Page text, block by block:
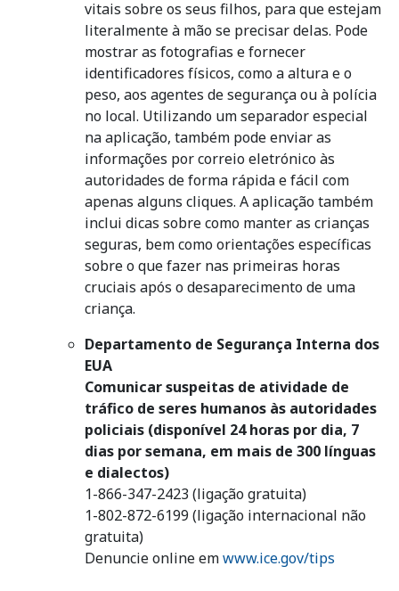
vitais sobre os seus filhos, para que estejam
literalmente à mão se precisar delas. Pode
mostrar as fotografias e fornecer
identificadores físicos, como a altura e o
peso, aos agentes de segurança ou à polícia
no local. Utilizando um separador especial
na aplicação, também pode enviar as
informações por correio eletrónico às
autoridades de forma rápida e fácil com
apenas alguns cliques. A aplicação também
inclui dicas sobre como manter as crianças
seguras, bem como orientações específicas
sobre o que fazer nas primeiras horas
cruciais após o desaparecimento de uma
criança.
Departamento de Segurança Interna dos
EUA
Comunicar suspeitas de atividade de
tráfico de seres humanos às autoridades
policiais (disponível 24 horas por dia, 7
dias por semana, em mais de 300 línguas
e dialectos)
1-866-347-2423 (ligação gratuita)
1-802-872-6199 (ligação internacional não
gratuita)
Denuncie online emwww.ice.gov/tips